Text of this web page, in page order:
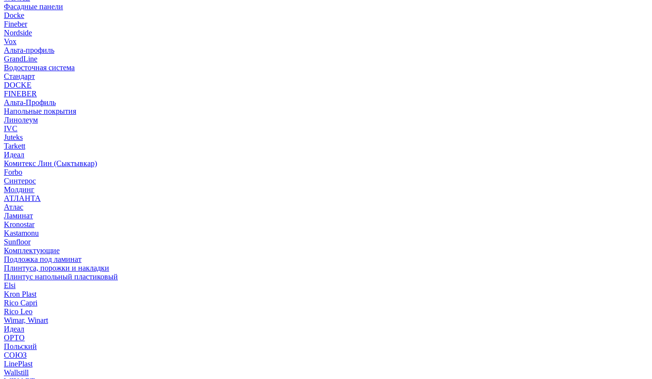
Фасадные панели
Docke
Fineber
Nordside
Vox
Альта-профиль
GrandLine
Водосточная система
Стандарт
DOCKE
FINEBER
Альта-Профиль
Напольные покрытия
Линолеум
IVC
Juteks
Tarkett
Идеал
Комитекс Лин (Сыктывкар)
Forbo
Синтерос
Молдинг
АТЛАНТА
Атлас
Ламинат
Kronostar
Kastamonu
Sunfloor
Комплектующие
Подложка под ламинат
Плинтуса, порожки и накладки
Плинтус напольный пластиковый
Elsi
Kron Plast
Rico Capri
Rico Leo
Wimar, Winart
Идеал
ОРТО
Польский
СОЮЗ
LinePlast
Wallstill